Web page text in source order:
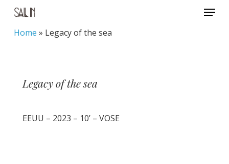
Skip
Menu
Home » Legacy of the sea
Legacy of the sea
EEUU – 2023 – 10’ – VOSE